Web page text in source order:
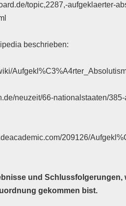
topic,2287,-aufgeklaerter-
beschrieben:
neuzeit/66-nationalstaaten/
209126/
und Schlussfolgerungen,
gekommen bist.